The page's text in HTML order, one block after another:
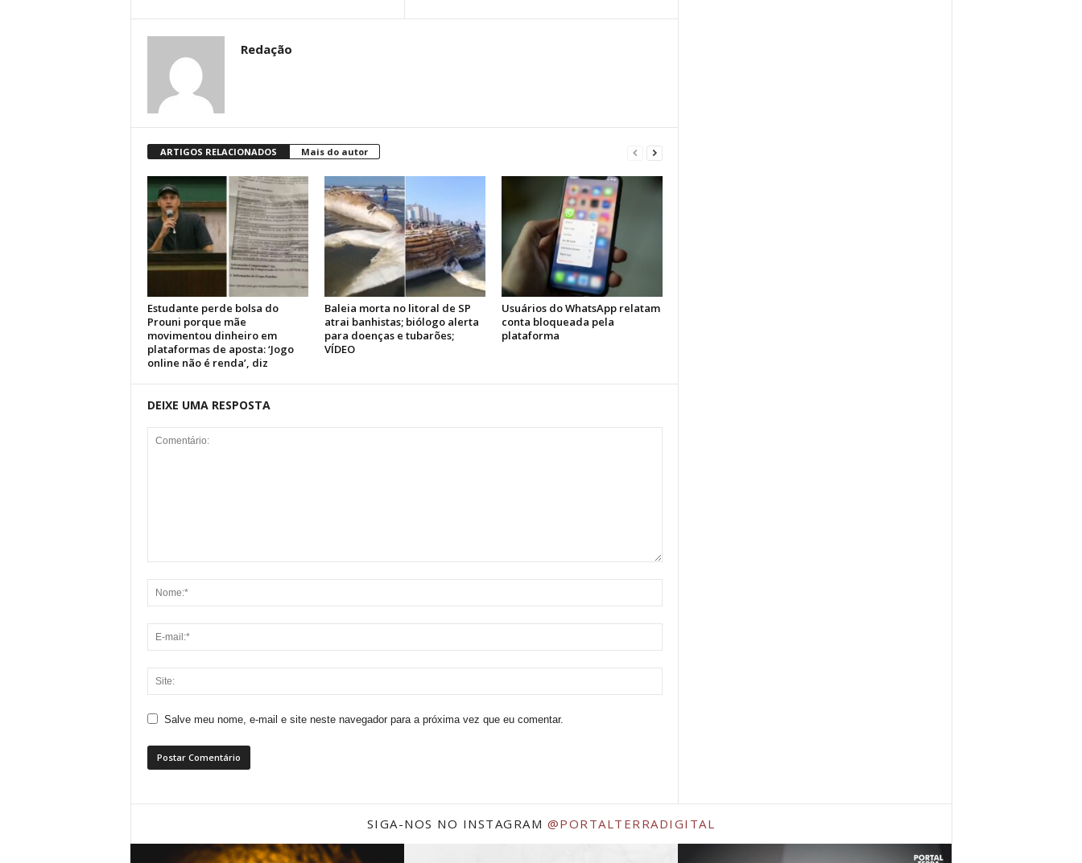
Redação
ARTIGOS RELACIONADOS Mais do autor
Estudante perde bolsa do
Prouni porque mãe
movimentou dinheiro em
plataformas de aposta: ‘Jogo
online não é renda’, diz
Baleia morta no litoral de SP
atrai banhistas; biólogo alerta
para doenças e tubarões;
VÍDEO
Usuários do WhatsApp relatam
conta bloqueada pela
plataforma
DEIXE UMA RESPOSTA
Salve meu nome, e-mail e site neste navegador para a próxima vez que eu comentar.
SIGA-NOS NO INSTAGRAM @PORTALTERRADIGITAL